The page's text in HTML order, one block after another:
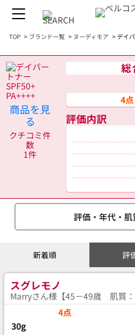
TOP > ブランド一覧 > ヌーディモア >デイ
商品を見
る
クチコミ件
数
1件
総
4点
評価内訳
評価・年代・
新着順 評
スグレモノ
Marryさん様【45－49歳 肌質：
4点
30g